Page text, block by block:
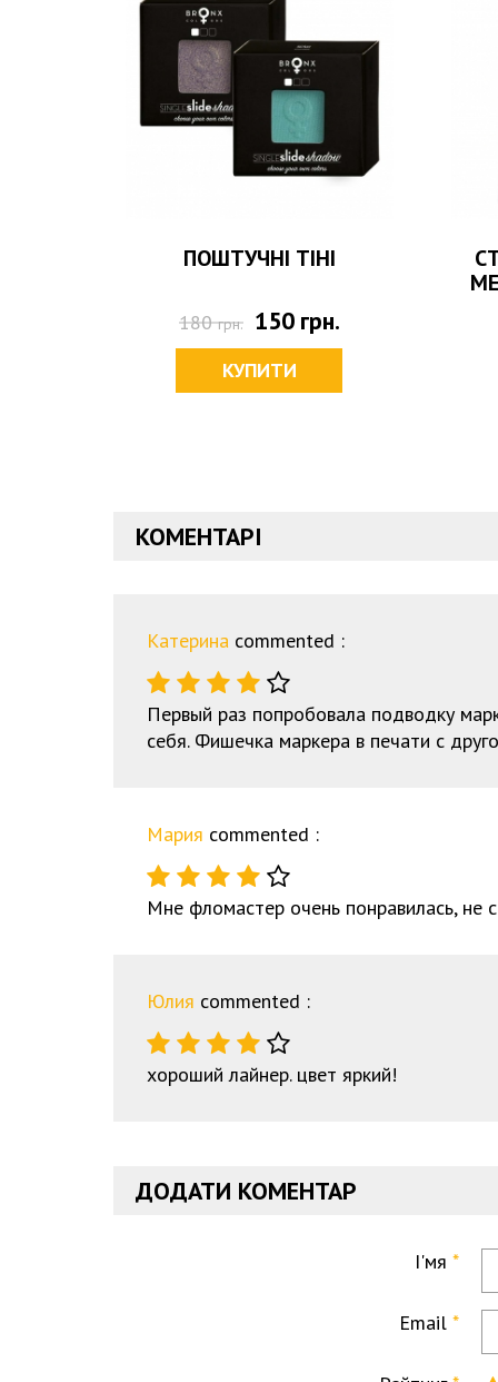
ПОШТУЧНІ ТІНІ
180 грн. 150 грн.
КУПИТИ
КОМЕНТАРІ
Катерина commented :
Первый раз попробовала подводку
себя. Фишечка маркера в печати с
Мария commented :
Мне фломастер очень понравилась, не
Юлия commented :
хороший лайнер. цвет яркий!
ДОДАТИ КОМЕНТАР
І'мя
Email